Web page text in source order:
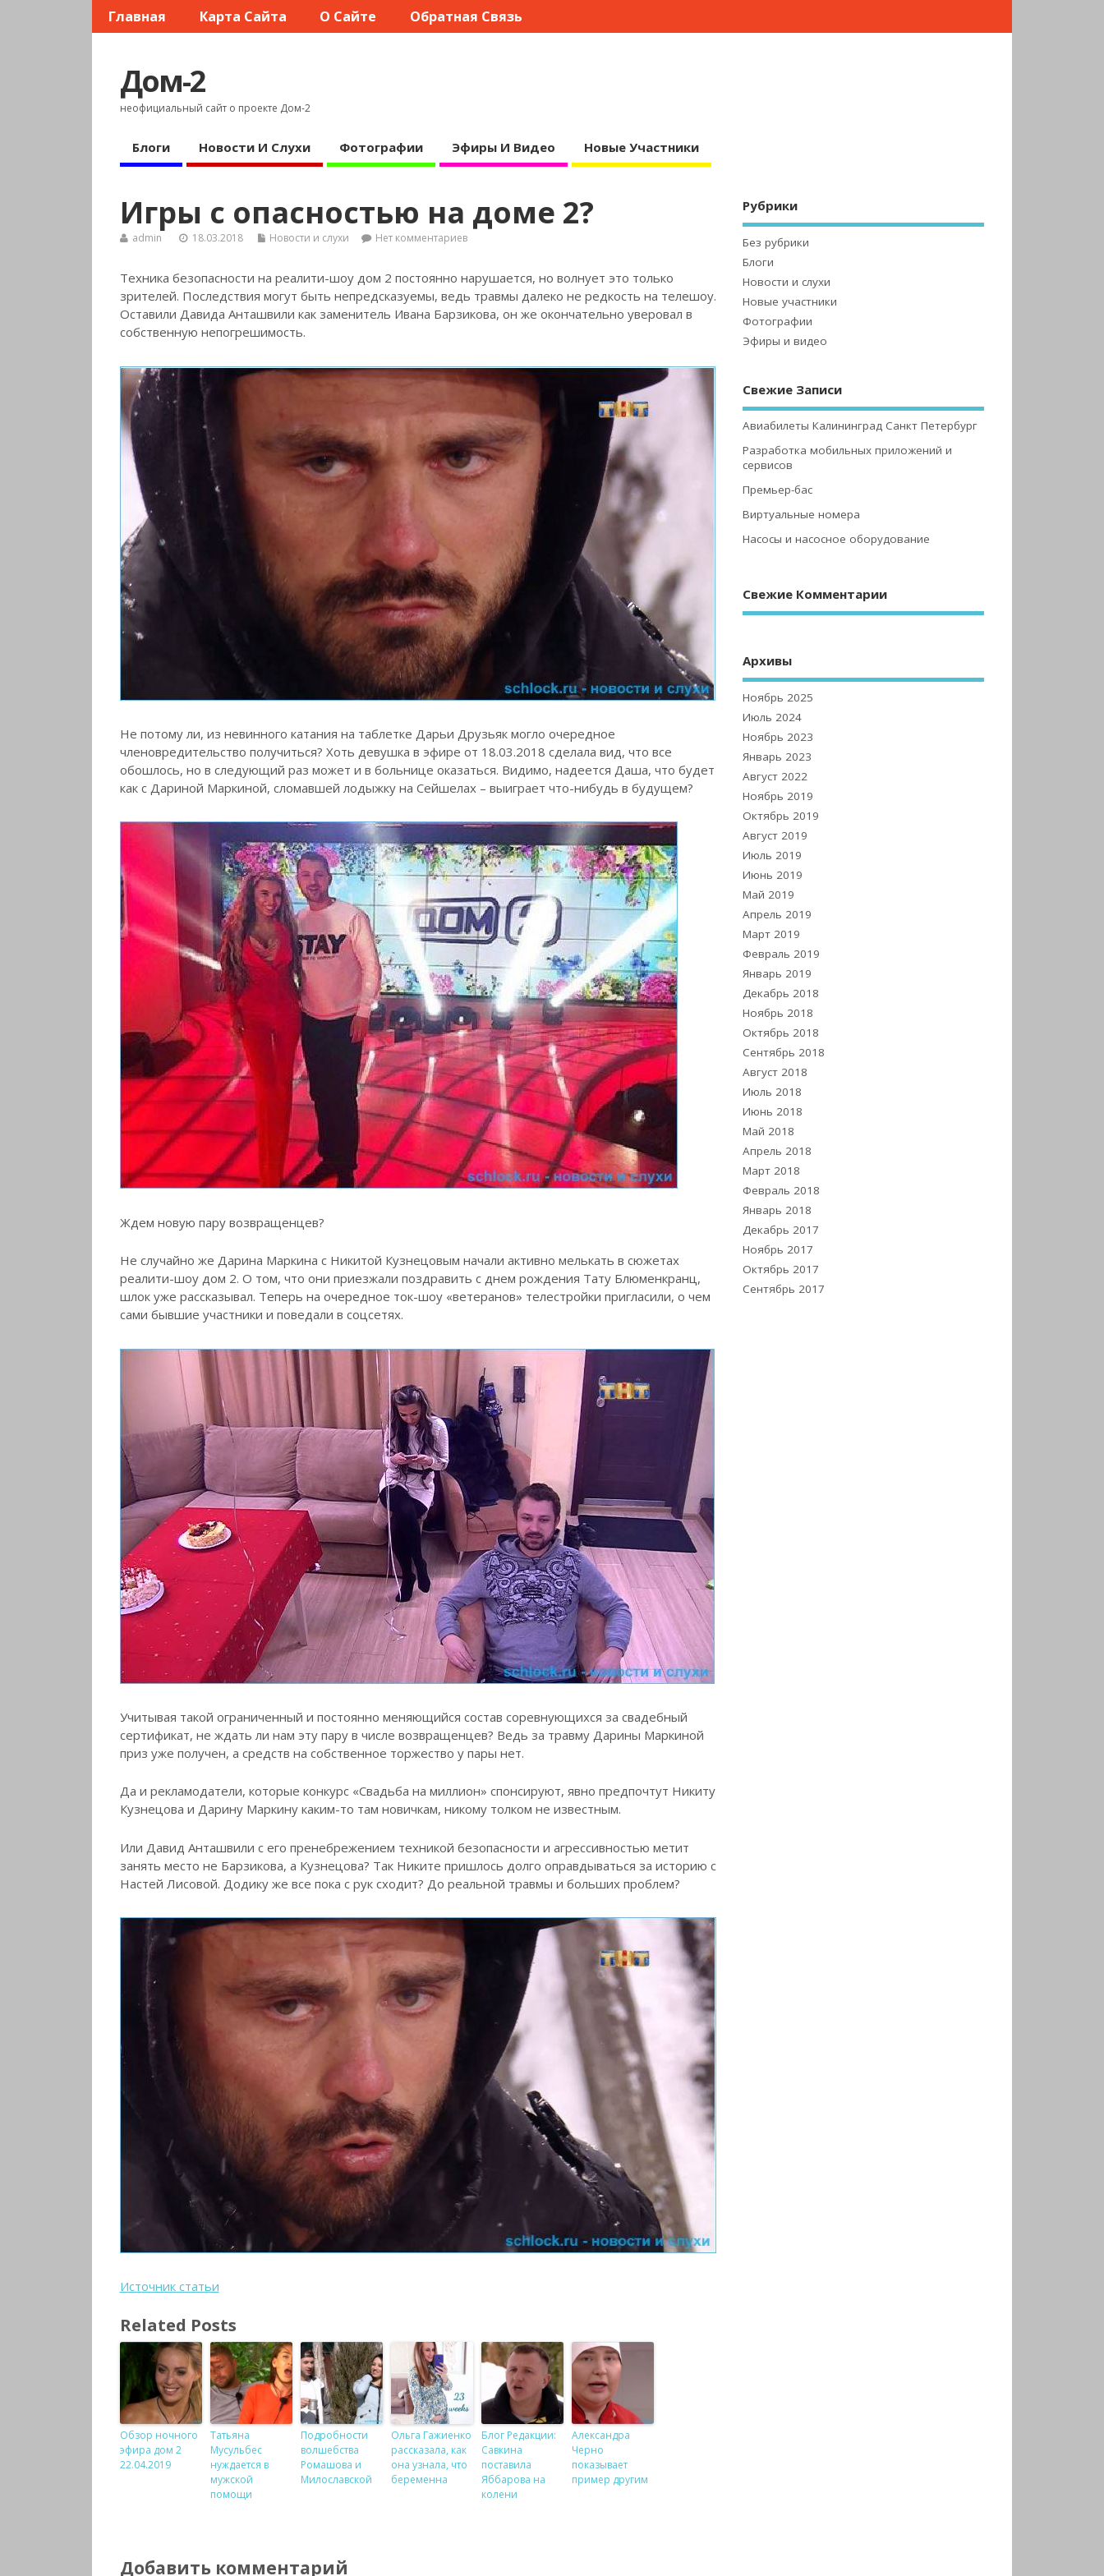
Главная Карта Сайта О Сайте Обратная Связь
Дом-2
неофициальный сайт о проекте Дом-2
Блоги Новости И Слухи Фотографии Эфиры И Видео Новые Участники
Игры с опасностью на доме 2?
admin 18.03.2018 Новости и слухи Нет комментариев
Техника безопасности на реалити-шоу дом 2 постоянно нарушается, но волнует это только
зрителей. Последствия могут быть непредсказуемы, ведь травмы далеко не редкость на телешоу.
Оставили Давида Анташвили как заменитель Ивана Барзикова, он же окончательно уверовал в
собственную непогрешимость.
Не потому ли, из невинного катания на таблетке Дарьи Друзьяк могло очередное
членовредительство получиться? Хоть девушка в эфире от 18.03.2018 сделала вид, что все
обошлось, но в следующий раз может и в больнице оказаться. Видимо, надеется Даша, что будет
как с Дариной Маркиной, сломавшей лодыжку на Сейшелах – выиграет что-нибудь в будущем?
Ждем новую пару возвращенцев?
Не случайно же Дарина Маркина с Никитой Кузнецовым начали активно мелькать в сюжетах
реалити-шоу дом 2. О том, что они приезжали поздравить с днем рождения Тату Блюменкранц,
шлок уже рассказывал. Теперь на очередное ток-шоу «ветеранов» телестройки пригласили, о чем
сами бывшие участники и поведали в соцсетях.
Учитывая такой ограниченный и постоянно меняющийся состав соревнующихся за свадебный
сертификат, не ждать ли нам эту пару в числе возвращенцев? Ведь за травму Дарины Маркиной
приз уже получен, а средств на собственное торжество у пары нет.
Да и рекламодатели, которые конкурс «Свадьба на миллион» спонсируют, явно предпочтут Никиту
Кузнецова и Дарину Маркину каким-то там новичкам, никому толком не известным.
Или Давид Анташвили с его пренебрежением техникой безопасности и агрессивностью метит
занять место не Барзикова, а Кузнецова? Так Никите пришлось долго оправдываться за историю с
Настей Лисовой. Додику же все пока с рук сходит? До реальной травмы и больших проблем?
Источник статьи
Related Posts
Обзор ночного
эфира дом 2
22.04.2019
Татьяна
Мусульбес
нуждается в
мужской
помощи
Подробности
волшебства
Ромашова и
Милославской
Ольга Гажиенко
рассказала, как
она узнала, что
беременна
Блог Редакции:
Савкина
поставила
Яббарова на
колени
Александра
Черно
показывает
пример другим
Добавить комментарий
Рубрики
Без рубрики
Блоги
Новости и слухи
Новые участники
Фотографии
Эфиры и видео
Свежие Записи
Авиабилеты Калининград Санкт Петербург
Разработка мобильных приложений и
сервисов
Премьер-бас
Виртуальные номера
Насосы и насосное оборудование
Свежие Комментарии
Архивы
Ноябрь 2025
Июль 2024
Ноябрь 2023
Январь 2023
Август 2022
Ноябрь 2019
Октябрь 2019
Август 2019
Июль 2019
Июнь 2019
Май 2019
Апрель 2019
Март 2019
Февраль 2019
Январь 2019
Декабрь 2018
Ноябрь 2018
Октябрь 2018
Сентябрь 2018
Август 2018
Июль 2018
Июнь 2018
Май 2018
Апрель 2018
Март 2018
Февраль 2018
Январь 2018
Декабрь 2017
Ноябрь 2017
Октябрь 2017
Сентябрь 2017